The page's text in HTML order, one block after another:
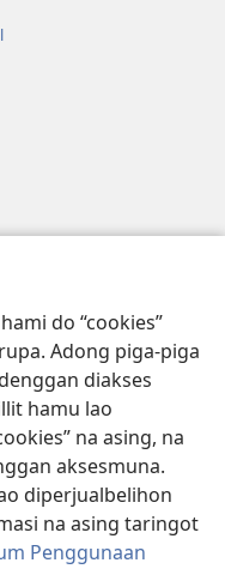
do “cookies”
Adong piga-piga
diakses
hamu lao
na asing, na
aksesmuna.
diperjualbelihon
na asing taringot
Penggunaan